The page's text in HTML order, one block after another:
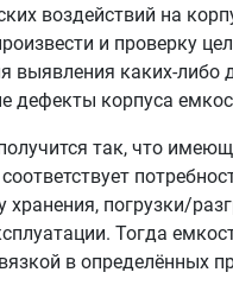
воздействий на
и проверку
выявления каких-либо
дефекты корпуса
так, что
хранения, погрузки/
Тогда
в определённых